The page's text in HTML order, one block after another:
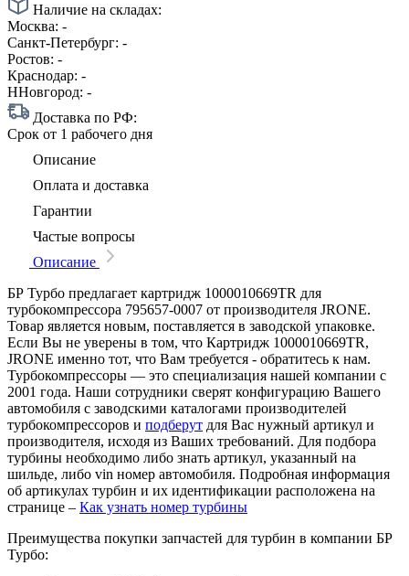
Наличие на складах:
Москва: -
Санкт-Петербург: -
Ростов: -
Краснодар: -
ННовгород: -
Доставка по РФ:
Срок от 1 рабочего дня
Описание
Оплата и доставка
Гарантии
Частые вопросы
Описание
БР Турбо предлагает картридж 1000010669TR для
турбокомпрессора 795657-0007 от производителя JRONE.
Товар является новым, поставляется в заводской упаковке.
Если Вы не уверены в том, что Картридж 1000010669TR,
JRONE именно тот, что Вам требуется - обратитесь к нам.
Турбокомпрессоры — это специализация нашей компании с
2001 года. Наши сотрудники сверят конфигурацию Вашего
автомобиля с заводскими каталогами производителей
турбокомпрессоров и подберут для Вас нужный артикул и
производителя, исходя из Ваших требований. Для подбора
турбины необходимо либо знать артикул, указанный на
шильде, либо vin номер автомобиля. Подробная информация
об артикулах турбин и их идентификации расположена на
странице – Как узнать номер турбины
Преимущества покупки запчастей для турбин в компании БР
Турбо: